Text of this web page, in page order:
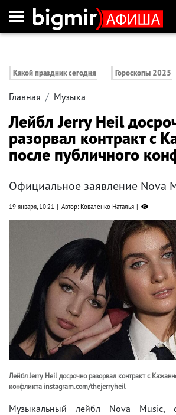
Какой праздник сегодня Гороскопы 2025
Главная Музыка
Лейбл Jerry Heil
разорвал контракт с
после публичного
Официальное заявление Nova
19 января, 10:21 Автор: Коваленко Наталья
Лейбл Jerry Heil досрочно разорвал контракт с
конфликта instagram.com/thejerryheil
Музыкальный лейбл Nova Music,